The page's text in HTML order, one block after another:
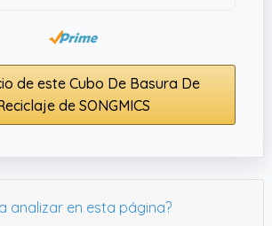
de este Cubo De Basura De
de SONGMICS
analizar en esta página?